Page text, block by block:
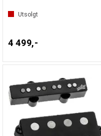
Utsolgt
4 499,-